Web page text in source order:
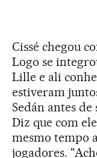
Cissé chegou
Logo se
Lille e ali
estiveram
Sedán antes
Diz que com
mesmo tempo
jogadores.